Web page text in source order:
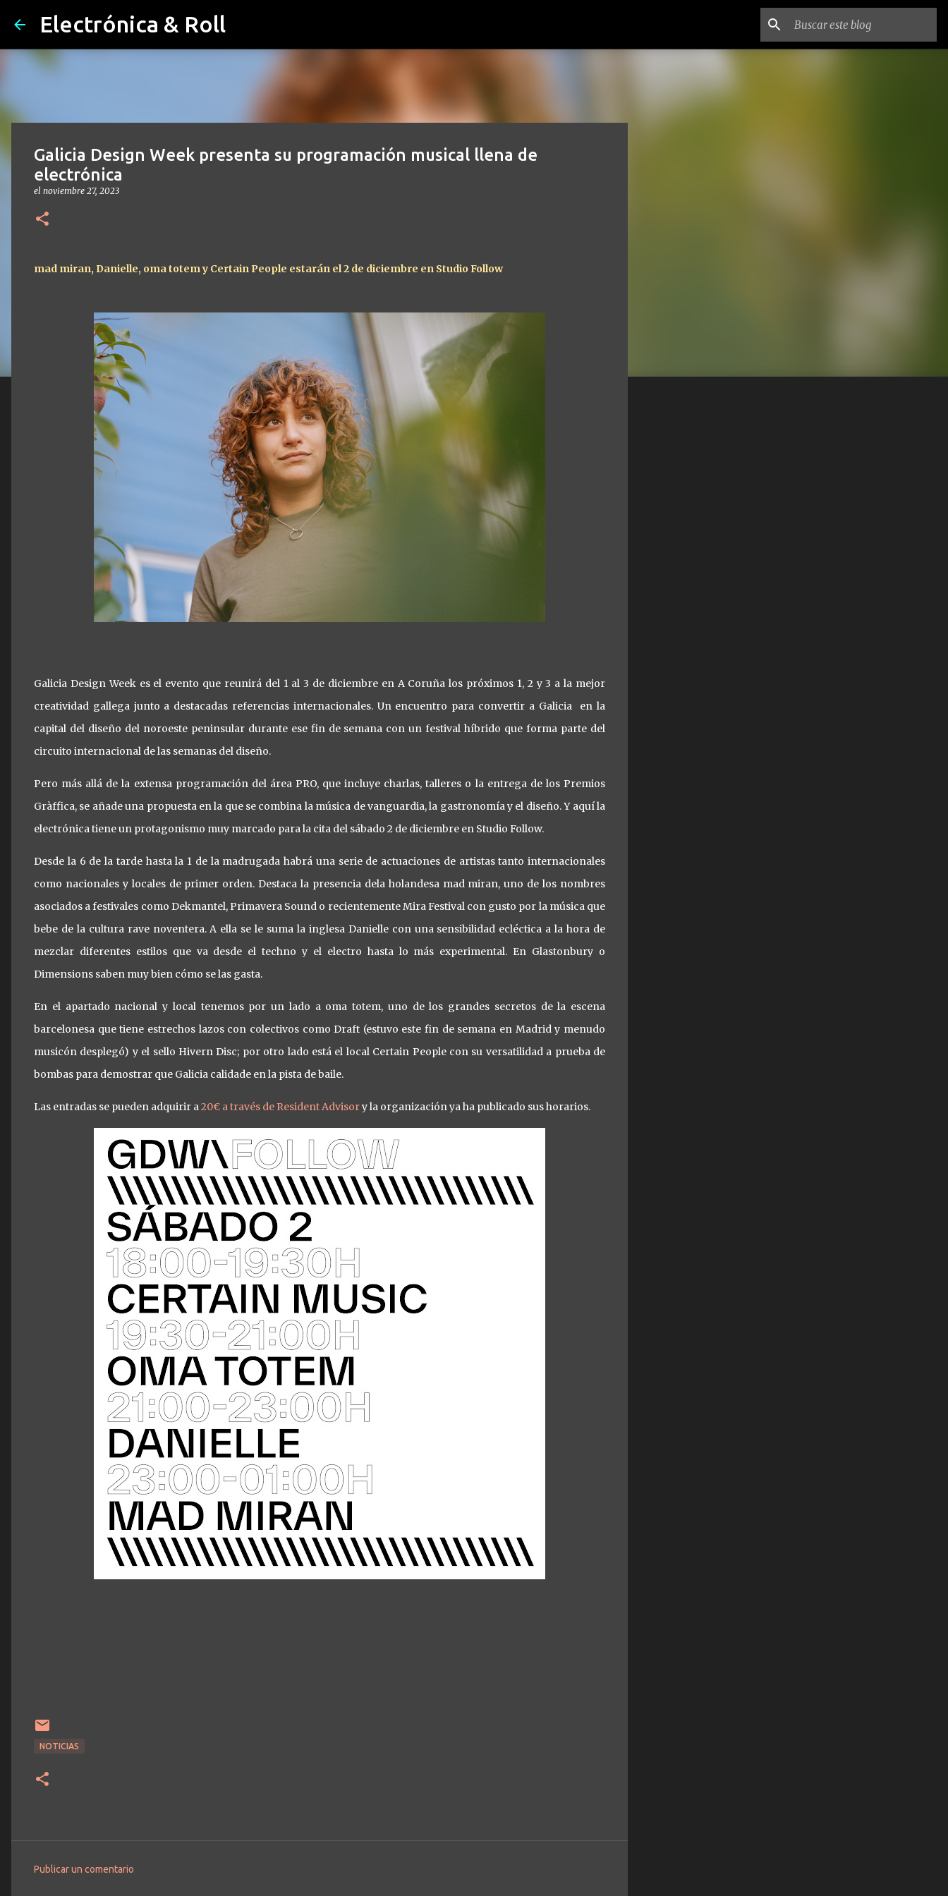
Electrónica & Roll
Galicia Design Week presenta su programación musical llena de
electrónica
el noviembre 27, 2023
mad miran, Danielle, oma totem y Certain People estarán el 2 de diciembre en Studio Follow
Galicia Design Week es el evento que reunirá del 1 al 3 de diciembre en A Coruña los próximos 1, 2 y 3 a la mejor
creatividad gallega junto a destacadas referencias internacionales. Un encuentro para convertir a Galicia en la
capital del diseño del noroeste peninsular durante ese fin de semana con un festival híbrido que forma parte del
circuito internacional de las semanas del diseño.
Pero más allá de la extensa programación del área PRO, que incluye charlas, talleres o la entrega de los Premios
Gràffica, se añade una propuesta en la que se combina la música de vanguardia, la gastronomía y el diseño. Y aquí la
electrónica tiene un protagonismo muy marcado para la cita del sábado 2 de diciembre en Studio Follow.
Desde la 6 de la tarde hasta la 1 de la madrugada habrá una serie de actuaciones de artistas tanto internacionales
como nacionales y locales de primer orden. Destaca la presencia dela holandesa mad miran, uno de los nombres
asociados a festivales como Dekmantel, Primavera Sound o recientemente Mira Festival con gusto por la música que
bebe de la cultura rave noventera. A ella se le suma la inglesa Danielle con una sensibilidad ecléctica a la hora de
mezclar diferentes estilos que va desde el techno y el electro hasta lo más experimental. En Glastonbury o
Dimensions saben muy bien cómo se las gasta.
En el apartado nacional y local tenemos por un lado a oma totem, uno de los grandes secretos de la escena
barcelonesa que tiene estrechos lazos con colectivos como Draft (estuvo este fin de semana en Madrid y menudo
musicón desplegó) y el sello Hivern Disc; por otro lado está el local Certain People con su versatilidad a prueba de
bombas para demostrar que Galicia calidade en la pista de baile.
Las entradas se pueden adquirir a20€ a través de Resident Advisory la organización ya ha publicado sus horarios.
NOTICIAS
Publicar un comentario